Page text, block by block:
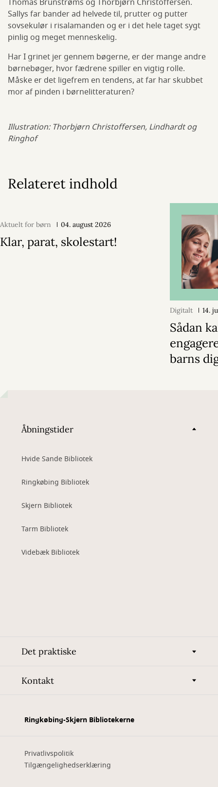
Thomas Brunstrøms og Thorbjørn Christoffersen.
Sallys far bander ad helvede til, prutter og putter
sovsekulør i risalamanden og er i det hele taget sygt
pinlig og meget menneskelig.
Har I grinet jer gennem bøgerne, er der mange andre
børnebøger, hvor fædrene spiller en vigtig rolle.
Måske er det ligefrem en tendens, at far har skubbet
mor af pinden i børnelitteraturen?
Illustration: Thorbjørn Christoffersen, Lindhardt og
Ringhof
Relateret indhold
Aktuelt for børn 04. august 2026
Klar, parat, skolestart!
Digitalt 14.
Sådan
barns
Åbningstider
Hvide Sande Bibliotek
Ringkøbing Bibliotek
Skjern Bibliotek
Tarm Bibliotek
Videbæk Bibliotek
Det praktiske
Kontakt
Ringkøbing-Skjern Bibliotekerne
Privatlivspolitik
Tilgængelighedserklæring